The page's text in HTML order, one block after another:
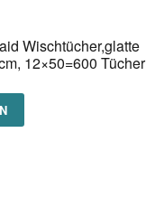
Wischtücher,glatte
12×50=600 Tücher